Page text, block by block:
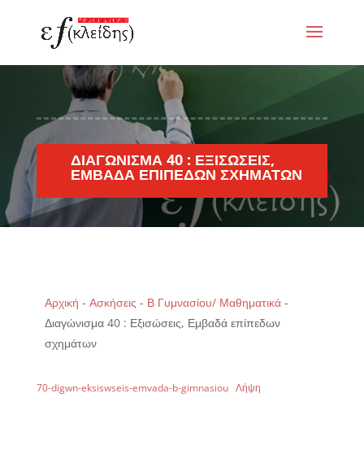
ΔΙΑΓΏΝΙΣΜΑ 40 : ΕΞΙΣΏΣΕΙΣ,
ΕΜΒΑΔΆ ΕΠΊΠΕΔΩΝ ΣΧΗΜΆΤΩΝ
Αρχική - Ασκήσεις - Β Γυμνασίου/ Μαθηματικά-
Διαγώνισμα 40 : Εξισώσεις, Εμβαδά επίπεδων
σχημάτων
70-digwn-eksiswseis-emvada-b-gimnasiou Λήψη